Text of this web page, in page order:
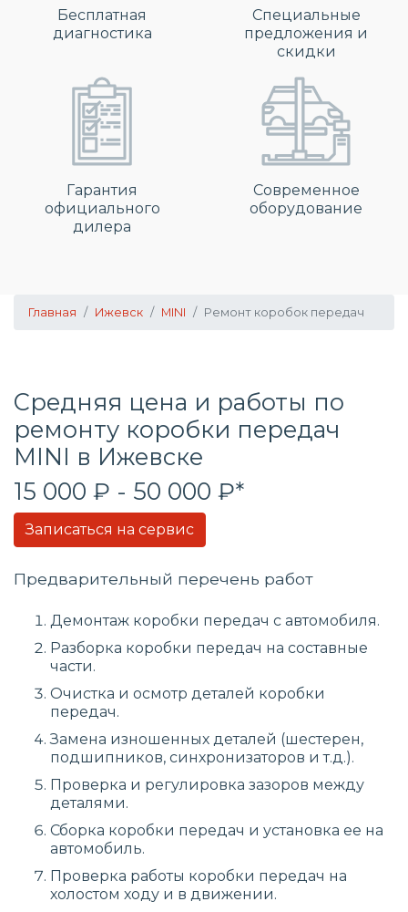
Бесплатная
диагностика
Специальные
предложения и
скидки
Гарантия
официального
дилера
Современное
оборудование
Главная Ижевск MINI Ремонт коробок передач
Средняя цена и работы по
ремонту коробки передач
MINI в Ижевске
15 000 ₽ - 50 000 ₽*
Записаться на сервис
Предварительный перечень работ
Демонтаж коробки передач с автомобиля.
Разборка коробки передач на составные
части.
Очистка и осмотр деталей коробки
передач.
Замена изношенных деталей (шестерен,
подшипников, синхронизаторов и т.д.).
Проверка и регулировка зазоров между
деталями.
Сборка коробки передач и установка ее на
автомобиль.
Проверка работы коробки передач на
холостом ходу и в движении.